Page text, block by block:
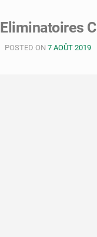
Eliminatoires
POSTED ON 7 AOÛT 2019